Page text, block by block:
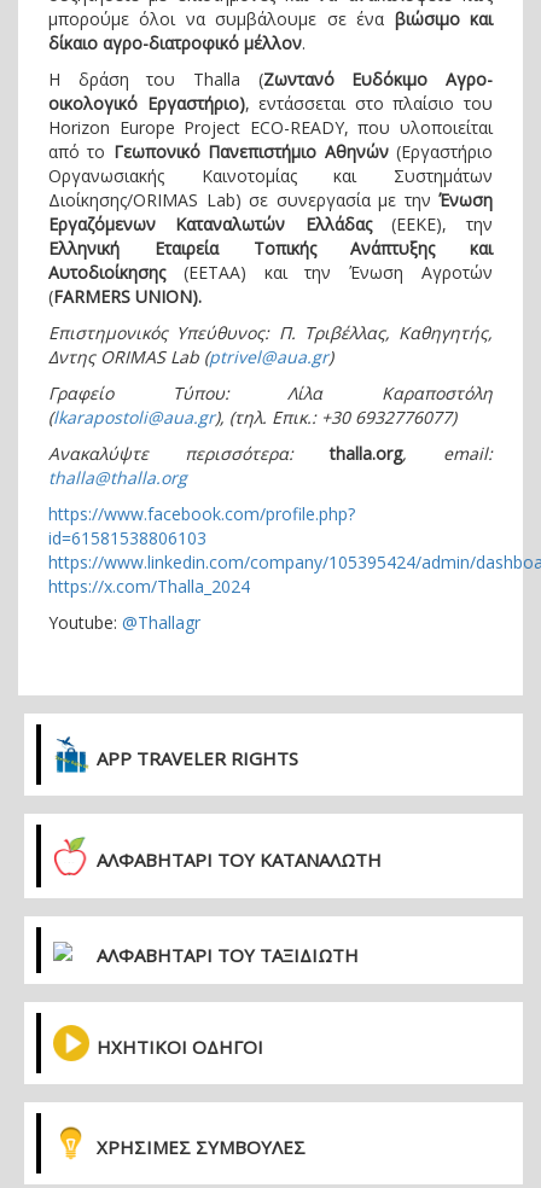
μπορούμε όλοι να συμβάλουμε σε ένα βιώσιμο και
δίκαιο αγρο-διατροφικό μέλλον.
Η δράση του Thalla (Ζωντανό Ευδόκιμο Αγρο-
οικολογικό Εργαστήριο), εντάσσεται στο πλαίσιο του
Horizon Europe Project ECO-READY, που υλοποιείται
από το Γεωπονικό Πανεπιστήμιο Αθηνών(Εργαστήριο
Οργανωσιακής Καινοτομίας και Συστημάτων
Διοίκησης/ORIMAS Lab) σε συνεργασία με την Ένωση
Εργαζόμενων Καταναλωτών Ελλάδας (ΕΕΚΕ), την
Ελληνική Εταιρεία Τοπικής Ανάπτυξης και
Αυτοδιοίκησης (ΕΕΤΑΑ) και την Ένωση Αγροτών
(FARMERS UNION).
Επιστημονικός Υπεύθυνος: Π. Τριβέλλας, Καθηγητής,
Δντης ORIMAS Lab (ptrivel@aua.gr)
Γραφείο Τύπου: Λίλα Καραποστόλη
(lkarapostoli@aua.gr), (τηλ. Επικ.: +30 6932776077)
Ανακαλύψτε περισσότερα:thalla.org, email:
thalla@thalla.org
https://www.facebook.com/profile.php?
id=61581538806103
https://www.linkedin.com/company/105395424/admin/
https://x.com/Thalla_2024
Youtube: @Thallagr
APP TRAVELER RIGHTS
ΑΛΦΑΒΗΤΑΡΙ ΤΟΥ ΚΑΤΑΝΑΛΩΤΗ
ΑΛΦΑΒΗΤΑΡΙ ΤΟΥ ΤΑΞΙΔΙΩΤΗ
ΗΧΗΤΙΚΟΙ ΟΔΗΓΟΙ
ΧΡΗΣΙΜΕΣ ΣΥΜΒΟΥΛΕΣ